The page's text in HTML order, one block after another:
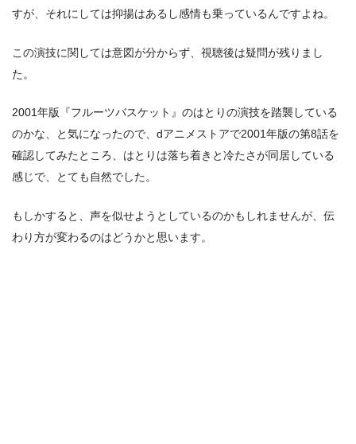
すが、それにしては抑揚はあるし感情も乗っているんですよね。
この演技に関しては意図が分からず、視聴後は疑問が残りまし
た。
2001年版『フルーツバスケット』のはとりの演技を踏襲している
のかな、と気になったので、dアニメストアで2001年版の第8話を
確認してみたところ、はとりは落ち着きと冷たさが同居している
感じで、とても自然でした。
もしかすると、声を似せようとしているのかもしれませんが、伝
わり方が変わるのはどうかと思います。